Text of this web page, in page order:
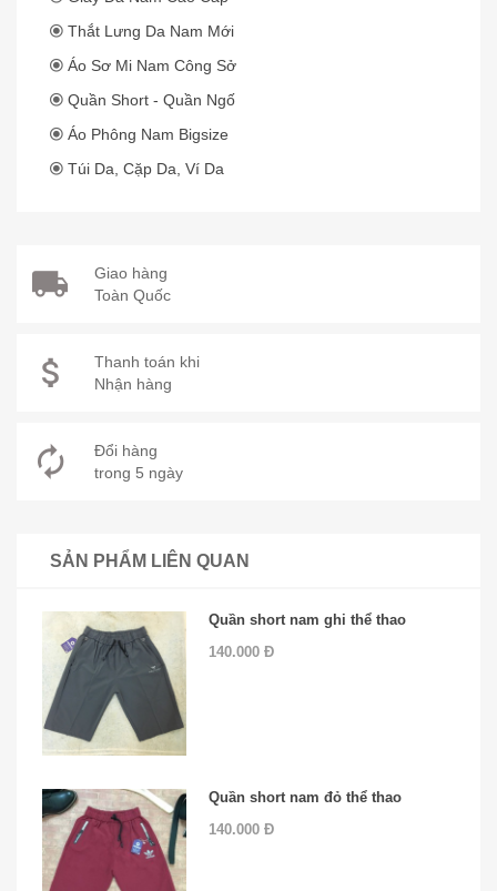
Thắt Lưng Da Nam Mới
Áo Sơ Mi Nam Công Sở
Quần Short - Quần Ngố
Áo Phông Nam Bigsize
Túi Da, Cặp Da, Ví Da
Giao hàng
Toàn Quốc
Thanh toán khi
Nhận hàng
Đổi hàng
trong 5 ngày
SẢN PHẨM LIÊN QUAN
Quần short nam ghi thể thao
140.000 Đ
Quần short nam đỏ thể thao
140.000 Đ